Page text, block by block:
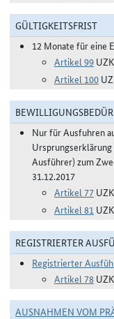
GÜLTIGKEITSFRIST
12 Monate für eine
Artikel 99
Artikel 100
Nur für Ausfuhren
Ausführer) zum
31.12.2017
Artikel 77
Artikel 81
REGISTRIERTER
Registrierter
Artikel 78
AUSNAHMEN VOM